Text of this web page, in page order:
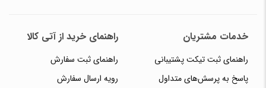
خدمات مشتریان
راهنمای ثبت تیکت پشتیبانی
پاسخ به پرسش‌های متداول
راهنمای خرید از آتی کالا
راهنمای ثبت سفارش
رویه ارسال سفارش